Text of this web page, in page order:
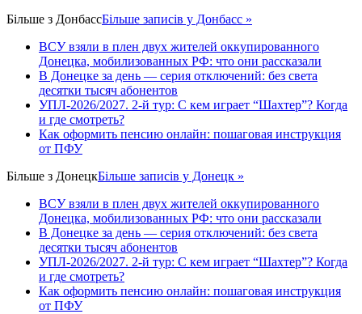
Більше з ДонбассБільше записів у Донбасс »
ВСУ взяли в плен двух жителей оккупированного
Донецка, мобилизованных РФ: что они рассказали
В Донецке за день — серия отключений: без света
десятки тысяч абонентов
УПЛ-2026/2027. 2-й тур: С кем играет “Шахтер”? Когда
и где смотреть?
Как оформить пенсию онлайн: пошаговая инструкция
от ПФУ
Більше з ДонецкБільше записів у Донецк »
ВСУ взяли в плен двух жителей оккупированного
Донецка, мобилизованных РФ: что они рассказали
В Донецке за день — серия отключений: без света
десятки тысяч абонентов
УПЛ-2026/2027. 2-й тур: С кем играет “Шахтер”? Когда
и где смотреть?
Как оформить пенсию онлайн: пошаговая инструкция
от ПФУ